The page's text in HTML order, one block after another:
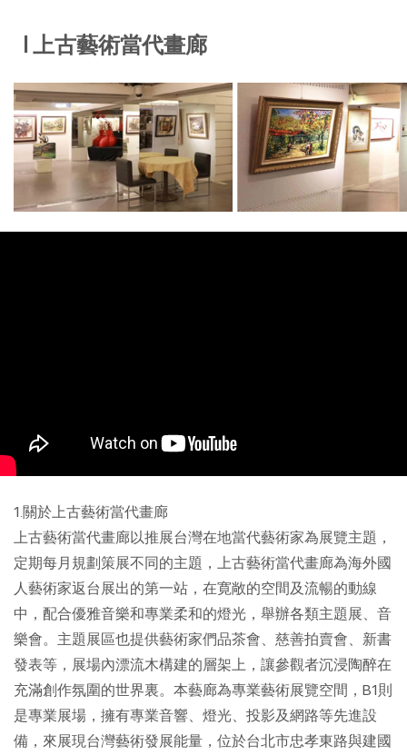
上古藝術當代畫廊
1.關於上古藝術當代畫廊
上古藝術當代畫廊以推展台灣在地當代藝術家為展覽主題，
定期每月規劃策展不同的主題，上古藝術當代畫廊為海外國
人藝術家返台展出的第一站，在寛敞的空間及流暢的動線
中，配合優雅音樂和專業柔和的燈光，舉辦各類主題展、音
樂會。主題展區也提供藝術家們品茶會、慈善拍賣會、新書
發表等，展場內漂流木構建的層架上，讓參觀者沉浸陶醉在
充滿創作氛圍的世界裏。本藝廊為專業藝術展覽空間，B1則
是專業展場，擁有專業音響、燈光、投影及網路等先進設
備，來展現台灣藝術發展能量，位於台北市忠孝東路與建國